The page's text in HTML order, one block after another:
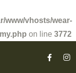
www/vhosts/wear-
on line 3772